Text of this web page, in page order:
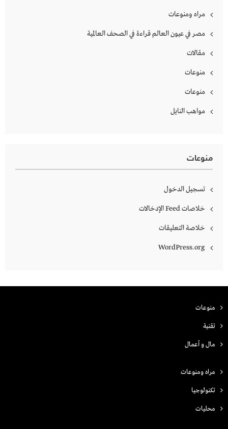
مراه ومنوعات
مصر في عيون العالم قراءة في الصحف العالمية
مقالات
منوعات
منوعات
مواهب النايل
منوعات
تسجيل الدخول
خلاصات Feed الإدخالات
خلاصة التعليقات
WordPress.org
منوعات
تقنية
مال و أعمال
مراه ومنوعات
تكنولوجيا
محليات